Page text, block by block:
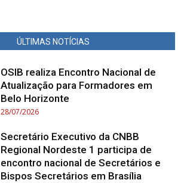
ÚLTIMAS NOTÍCIAS
OSIB realiza Encontro Nacional de
Atualização para Formadores em
Belo Horizonte
28/07/2026
Secretário Executivo da CNBB
Regional Nordeste 1 participa de
encontro nacional de Secretários e
Bispos Secretários em Brasília